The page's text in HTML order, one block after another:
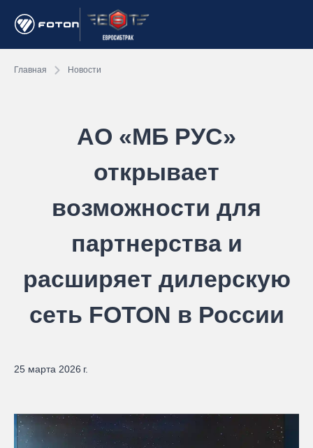
Главная Новости
АО «МБ РУС»
открывает
возможности для
партнерства и
расширяет дилерскую
сеть FOTON в России
25 марта 2026 г.